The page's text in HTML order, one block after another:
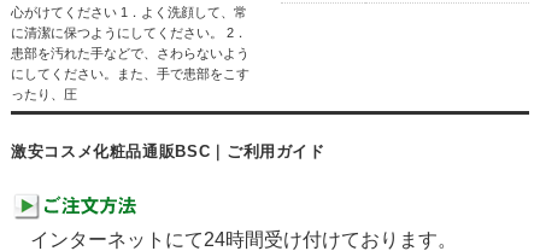
心がけてください 1．よく洗顔して、常
に清潔に保つようにしてください。 2．
患部を汚れた手などで、さわらないよう
にしてください。また、手で患部をこす
ったり、圧
激安コスメ化粧品通販BSC｜ご利用ガイド
インターネットにて24時間受け付けております。